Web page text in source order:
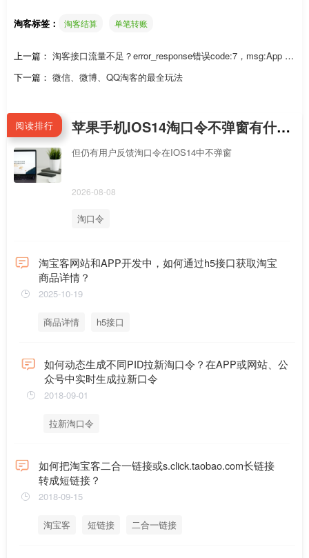
淘客标签： 淘客结算 单笔转账
上一篇： 淘客接口流量不足？error_response错误code:7，msg:App C
all Limited是什么错误？
下一篇： 微信、微博、QQ淘客的最全玩法
阅读排行 苹果手机IOS14淘口令不弹窗有什么解决办法？
但仍有用户反馈淘口令在IOS14中不弹窗
2026-08-08
淘口令
淘宝客网站和APP开发中，如何通过h5接口获取淘宝
商品详情？
2025-10-19
商品详情 h5接口
如何动态生成不同PID拉新淘口令？在APP或网站、公
众号中实时生成拉新口令
2018-09-01
拉新淘口令
如何把淘宝客二合一链接或s.click.taobao.com长链接
转成短链接？
2018-09-15
淘宝客 短链接 二合一链接